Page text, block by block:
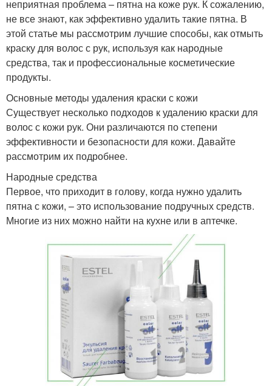
неприятная проблема – пятна на коже рук. К сожалению,
не все знают, как эффективно удалить такие пятна. В
этой статье мы рассмотрим лучшие способы, как отмыть
краску для волос с рук, используя как народные
средства, так и профессиональные косметические
продукты.
Основные методы удаления краски с кожи
Существует несколько подходов к удалению краски для
волос с кожи рук. Они различаются по степени
эффективности и безопасности для кожи. Давайте
рассмотрим их подробнее.
Народные средства
Первое, что приходит в голову, когда нужно удалить
пятна с кожи, – это использование подручных средств.
Многие из них можно найти на кухне или в аптечке.